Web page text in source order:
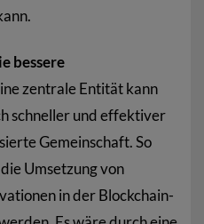
bessere
zentrale Entität kann
schneller und effektiver
Gemeinschaft. So
Umsetzung von
in der Blockchain-